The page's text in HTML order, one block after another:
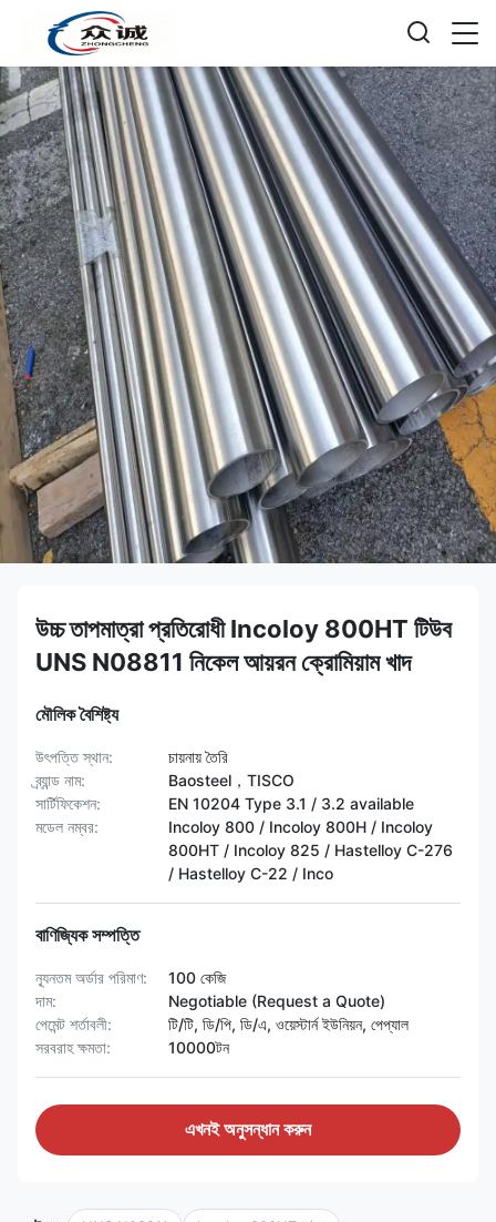
উচ্চ তাপমাত্রা প্রতিরোধী Incoloy 800HT টিউব
UNS N08811 নিকেল আয়রন ক্রোমিয়াম খাদ
মৌলিক বৈশিষ্ট্য
উৎপত্তি স্থান:
চায়নায় তৈরি
ব্র্যান্ড নাম:
Baosteel，TISCO
সার্টিফিকেশন:
EN 10204 Type 3.1 / 3.2 available
মডেল নম্বর:
Incoloy 800 / Incoloy 800H / Incoloy
800HT / ​​Incoloy 825 / Hastelloy C-276
/ Hastelloy C-22 / Inco
বাণিজ্যিক সম্পত্তি
ন্যূনতম অর্ডার পরিমাণ:
100 কেজি
দাম:
Negotiable (Request a Quote)
পেমেন্ট শর্তাবলী:
টি/টি, ডি/পি, ডি/এ, ওয়েস্টার্ন ইউনিয়ন, পেপ্যাল
সরবরাহ ক্ষমতা:
10000টন
এখনই অনুসন্ধান করুন